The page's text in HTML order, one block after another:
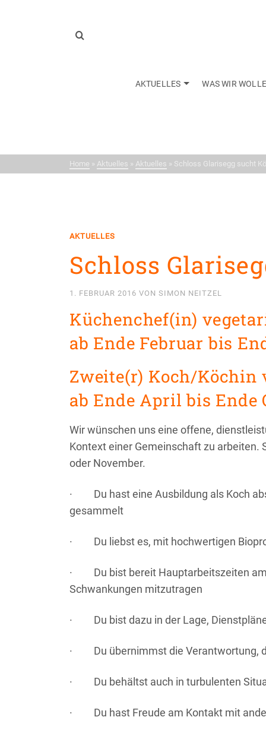
AKTUELLES WAS WIR
Home » Aktuelles » Aktuelles » Schloss Glarisegg sucht
AKTUELLES
Schloss
1. FEBRUAR 2016 VON SIMON NEITZEL
Küchenchef(in)
ab Ende Februar bis
Zweite(r) Koch/Köchin
ab Ende April bis Ende
Wir wünschen uns eine offene,
Kontext einer Gemeinschaft zu arbeiten.
oder November.
· Du hast eine Ausbildung als Koch
gesammelt
· Du liebst es, mit hochwertigen
· Du bist bereit Hauptarbeitszeiten
Schwankungen mitzutragen
· Du bist dazu in der Lage,
· Du übernimmst die Verantwortung,
· Du behältst auch in turbulenten
· Du hast Freude am Kontakt mit